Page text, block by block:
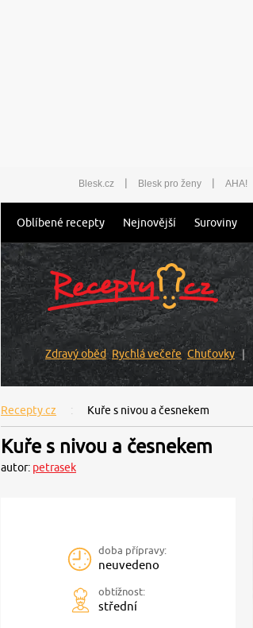
Blesk.cz | Blesk pro ženy | AHA!
Oblíbené recepty Nejnovější Suroviny
Zdravý oběd Rychlá večeře Chuťovky
Recepty.cz Kuře s nivou a česnekem
Kuře s nivou a česnekem
autor: petrasek
doba přípravy:
neuvedeno
obtížnost:
střední